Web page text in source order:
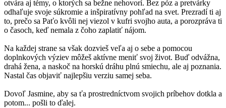
otvára aj témy, o ktorých sa bežne nehovorí. Bez póz a pretvárky
odhaľuje svoje súkromie a inšpiratívny pohľad na svet. Prezradí ti aj
to, prečo sa Paťo kvôli nej viezol v kufri svojho auta, a porozpráva ti
o časoch, keď nemala z čoho zaplatiť nájom.
Na každej strane sa však dozvieš veľa aj o sebe a pomocou
doplnkových výziev môžeš aktívne meniť svoj život. Buď odvážna,
drahá žena, a naskoč na horskú dráhu plnú smiechu, ale aj poznania.
Nastal čas objaviť najlepšiu verziu samej seba.
Dovoľ Jasmine, aby sa ťa prostredníctvom svojich príbehov dotkla a
potom... pošli to ďalej.